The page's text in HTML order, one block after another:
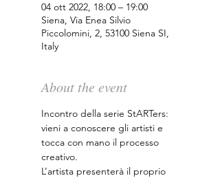
04 ott 2022, 18:00 – 19:00
Siena, Via Enea Silvio
Piccolomini, 2, 53100 Siena SI,
Italy
About the event
Incontro della serie StARTers:
vieni a conoscere gli artisti e
tocca con mano il processo
creativo.
L’artista presenterà il proprio